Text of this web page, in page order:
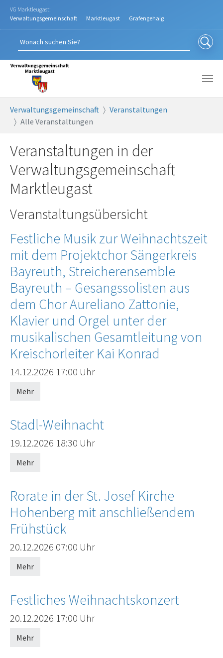
Zum Hauptinhalt springen
VG Marktleugast:
Verwaltungsgemeinschaft
Marktleugast Grafengehaig
Verwaltungsgemeinschaft
Veranstaltungen
Alle Veranstaltungen
Veranstaltungen in der
Verwaltungsgemeinschaft
Marktleugast
Veranstaltungsübersicht
Festliche Musik zur Weihnachtszeit
mit dem Projektchor Sängerkreis
Bayreuth, Streicherensemble
Bayreuth – Gesangssolisten aus
dem Chor Aureliano Zattonie,
Klavier und Orgel unter der
musikalischen Gesamtleitung von
Kreischorleiter Kai Konrad
14.12.2026 17:00 UhrOffenes Ende
Mehr
Stadl-Weihnacht
19.12.2026 18:30 UhrOffenes Ende
Mehr
Rorate in der St. Josef Kirche
Hohenberg mit anschließendem
Frühstück
20.12.2026 07:00 UhrOffenes Ende
Mehr
Festliches Weihnachtskonzert
20.12.2026 17:00 UhrOffenes Ende
Mehr